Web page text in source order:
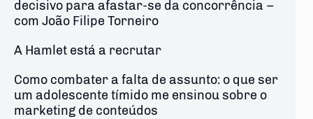
decisivo para afastar-se da concorrência –
com João Filipe Torneiro
A Hamlet está a recrutar
Como combater a falta de assunto: o que ser
um adolescente tímido me ensinou sobre o
marketing de conteúdos